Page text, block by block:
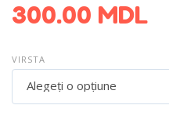
300.00 MDL
VIRSTA
Alegeți o opțiune